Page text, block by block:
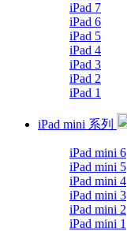
iPad 7
iPad 6
iPad 5
iPad 4
iPad 3
iPad 2
iPad 1
iPad mini 系列
iPad mini 6
iPad mini 5
iPad mini 4
iPad mini 3
iPad mini 2
iPad mini 1